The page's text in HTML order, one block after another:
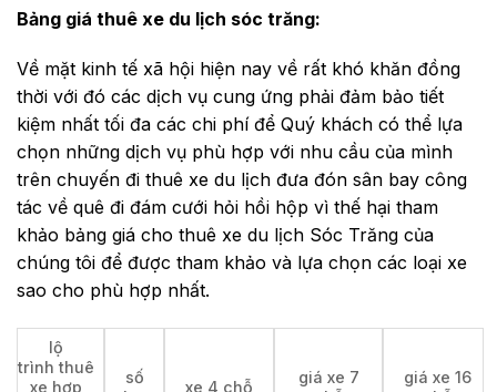
Bảng giá thuê xe du lịch sóc trăng:
Về mặt kinh tế xã hội hiện nay về rất khó khăn đồng
thời với đó các dịch vụ cung ứng phải đảm bảo tiết
kiệm nhất tối đa các chi phí để Quý khách có thể lựa
chọn những dịch vụ phù hợp với nhu cầu của mình
trên chuyến đi thuê xe du lịch đưa đón sân bay công
tác về quê đi đám cưới hỏi hồi hộp vì thế hại tham
khảo bảng giá cho thuê xe du lịch Sóc Trăng của
chúng tôi để được tham khảo và lựa chọn các loại xe
sao cho phù hợp nhất.
lộ
trình thuê
xe hợp
số
xe 4 chỗ
giá xe 7
giá xe 16